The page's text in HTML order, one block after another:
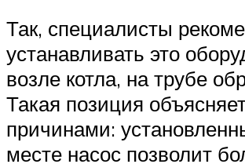
Так, специалисты
устанавливать это
возле котла, на трубе
Такая позиция
причинами:
месте насос позволит